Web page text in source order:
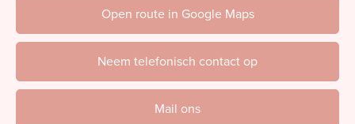
Open route in Google Maps
Neem telefonisch contact op
Mail ons